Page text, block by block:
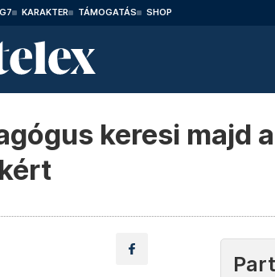
G7 KARAKTER TÁMOGATÁS SHOP
keresi majd